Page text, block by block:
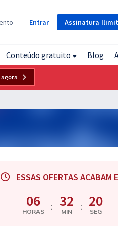
Assinatura
Entrar
Conteúdo gratuito Blog
ESSAS OFERTAS ACABAM
06
HORAS : 32
MIN : 19
SEG